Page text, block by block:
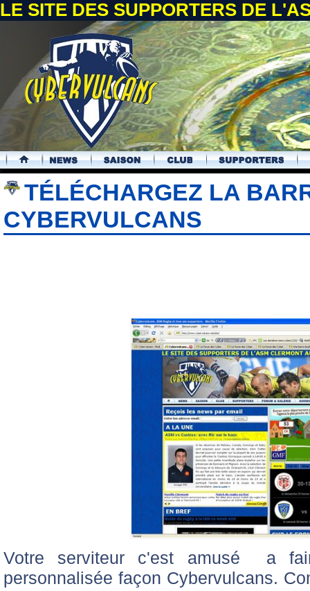
LE SITE DES SUPPORTERS DE
.
TÉLÉCHARGEZ LA
CYBERVULCANS
Votre serviteur c'est amusé a
personnalisée façon Cybervulcans.